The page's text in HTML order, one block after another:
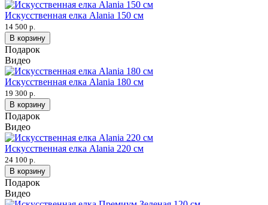
Искусственная елка Alania 150 см
14 500 р.
В корзину
Подарок
Видео
Искусственная елка Alania 180 см
19 300 р.
В корзину
Подарок
Видео
Искусственная елка Alania 220 см
24 100 р.
В корзину
Подарок
Видео